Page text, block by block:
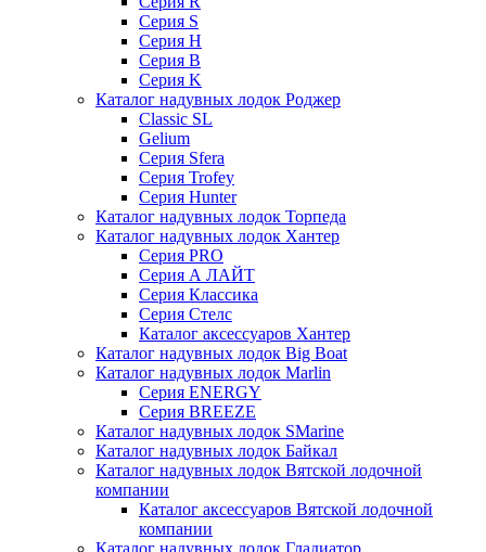
Серия S
Серия H
Серия B
Серия K
Каталог надувных лодок Роджер
Classic SL
Gelium
Серия Sfera
Серия Trofey
Серия Hunter
Каталог надувных лодок Торпеда
Каталог надувных лодок Хантер
Серия PRO
Серия А ЛАЙТ
Серия Классика
Серия Стелс
Каталог аксессуаров Хантер
Каталог надувных лодок Big Boat
Каталог надувных лодок Marlin
Серия ENERGY
Серия BREEZE
Каталог надувных лодок SMarine
Каталог надувных лодок Байкал
Каталог надувных лодок Вятской лодочной
компании
Каталог аксессуаров Вятской лодочной
компании
Каталог надувных лодок Гладиатор